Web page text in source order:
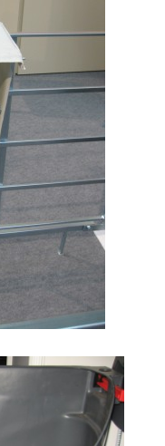
A ZAJÍMAVÉ
|Aktualizováno: 3. 11. 2025